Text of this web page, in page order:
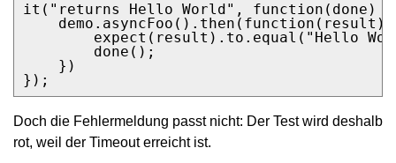
it("returns Hello World", function(done) {
demo.asyncFoo().then(function(result)
expect(result).to.equal("Hello
        done();
    })
});
Doch die Fehlermeldung passt nicht: Der Test wird deshalb
rot, weil der Timeout erreicht ist.